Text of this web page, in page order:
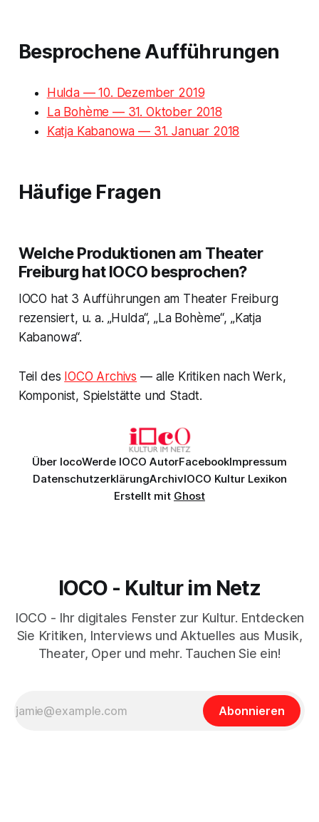
Besprochene Aufführungen
Hulda — 10. Dezember 2019
La Bohème — 31. Oktober 2018
Katja Kabanowa — 31. Januar 2018
Häufige Fragen
Welche Produktionen am Theater
Freiburg hat IOCO besprochen?
IOCO hat 3 Aufführungen am Theater Freiburg
rezensiert, u. a. „Hulda“, „La Bohème“, „Katja
Kabanowa“.
Teil des IOCO Archivs — alle Kritiken nach Werk,
Komponist, Spielstätte und Stadt.
Über IocoWerde IOCO AutorFacebookImpressum
DatenschutzerklärungArchivIOCO Kultur Lexikon
Erstellt mit Ghost
IOCO - Kultur im Netz
IOCO - Ihr digitales Fenster zur Kultur. Entdecken
Sie Kritiken, Interviews und Aktuelles aus Musik,
Theater, Oper und mehr. Tauchen Sie ein!
Abonnieren